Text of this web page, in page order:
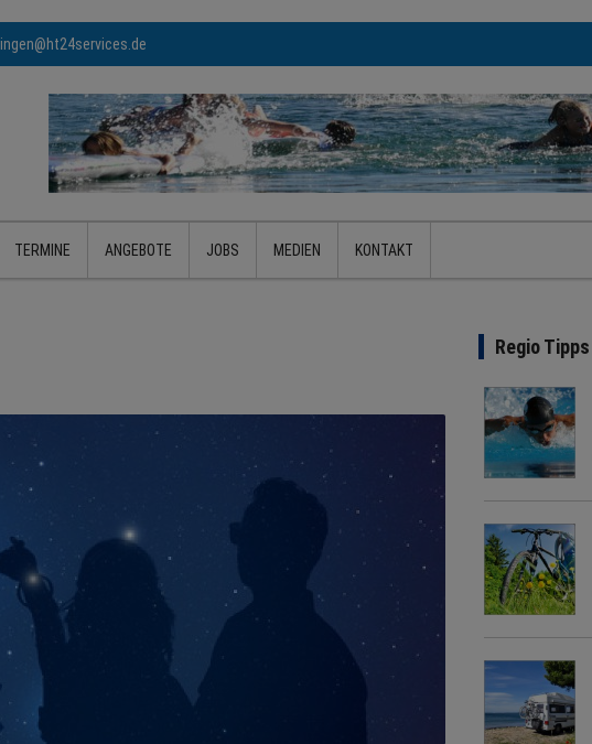
TERMINE ANGEBOTE JOBS MEDIEN KONTAKT
Regio Tipps